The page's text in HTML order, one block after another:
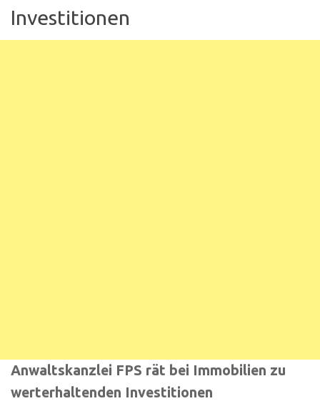
Investitionen
Anwaltskanzlei FPS rät bei Immobilien zu
werterhaltenden Investitionen